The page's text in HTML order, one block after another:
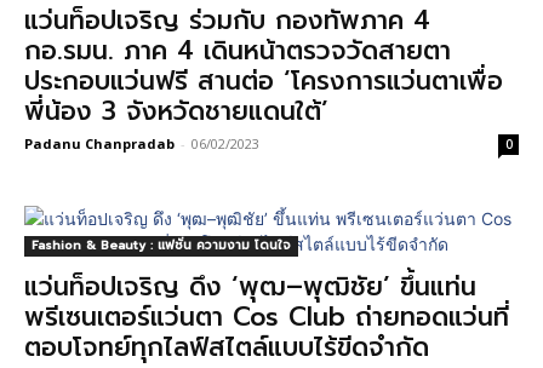
แว่นท็อปเจริญ ร่วมกับ กองทัพภาค 4
กอ.รมน. ภาค 4 เดินหน้าตรวจวัดสายตา
ประกอบแว่นฟรี สานต่อ ‘โครงการแว่นตาเพื่อ
พี่น้อง 3 จังหวัดชายแดนใต้’
Padanu Chanpradab - 06/02/2023 0
Fashion & Beauty : แฟชั่น ความงาม โดนใจ
แว่นท็อปเจริญ ดึง ‘พุฒ–พุฒิชัย’ ขึ้นแท่น
พรีเซนเตอร์แว่นตา Cos Club ถ่ายทอดแว่นที่
ตอบโจทย์ทุกไลฟ์สไตล์แบบไร้ขีดจำกัด